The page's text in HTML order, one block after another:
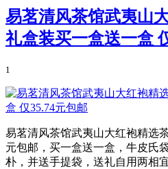
易茗清风茶馆武夷山
礼盒装买一盒送一盒
1
易茗清风茶馆武夷山大红袍精选
元包邮，买一盒送一盒，牛皮氏
朴，并送手提袋，送礼自用两相